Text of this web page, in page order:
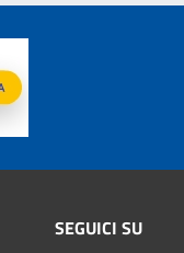
SEGUICI SU